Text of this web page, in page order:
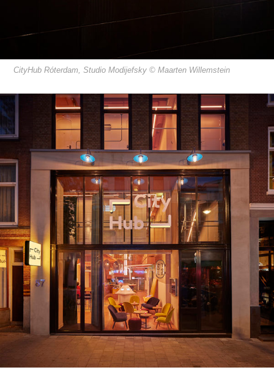
CityHub Róterdam, Studio Modijefsky © Maarten Willemstein